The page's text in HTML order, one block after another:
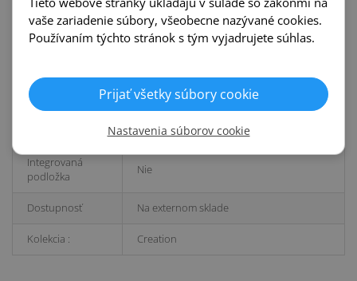
Štruktúra povrchu Štruktúra dreva
Garancia pre
Typ Zámkový - Klik
Podlahové kúrenie
podlahové kúrenie
Integrovaná
podložka
Nie
Dostupnosť Na externom sklade
Kolekcia : Creation
vaše zariadenie súbory, všeobecne nazývané cookies.
Používaním týchto stránok s tým vyjadrujete súhlas.
Prijať všetky súbory cookie
Nastavenia súborov cookie